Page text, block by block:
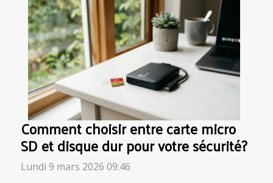
Comment choisir entre carte micro
SD et disque dur pour votre sécurité?
Lundi 9 mars 2026 09:46